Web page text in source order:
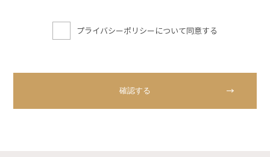
プライバシーポリシーについて同意する